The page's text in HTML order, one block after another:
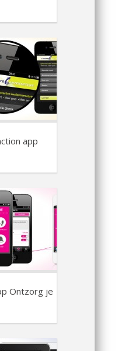
app
Ontzorg je